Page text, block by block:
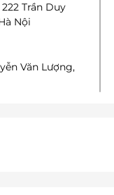
Trần Duy
Nội
Văn Lượng,
Bến Vân Đồn,